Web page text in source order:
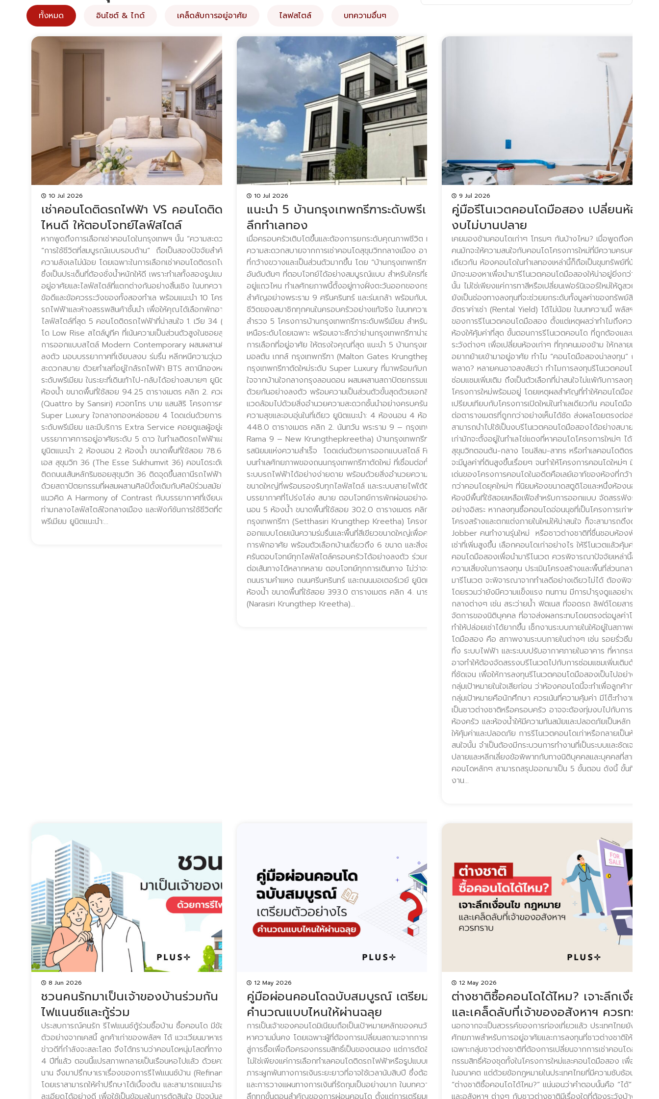
ทั้งหมด อินไซต์ & ไกด์ เคล็ดลับการอยู่อาศัย ไลฟสไตล์ บทความอื่นๆ
10 Jul 2026
เช่าคอนโดติดรถไฟฟ้า VS คอนโดติดห้าง เลือกแบบ
ไหนดี ให้ตอบโจทย์ไลฟ์สไตล์
หากพูดถึงการเลือกเช่าคอนโดในกรุงเทพฯ นั้น “ความสะดวกสบายในการเดินทาง” และ
“การใช้ชีวิตที่สมบูรณ์แบบรอบด้าน” ถือเป็นสองปัจจัยสำคัญที่ทำให้ผู้อยู่อาศัยเกิด
ความลังเลไม่น้อย โดยเฉพาะในการเลือกเช่าคอนโดติดรถไฟฟ้า VS คอนโดติดห้าง
ซึ่งเป็นประเด็นที่ต้องชั่งน้ำหนักให้ดี เพราะทำเลทั้งสองรูปแบบนี้มอบประสบการณ์การ
อยู่อาศัยและไลฟ์สไตล์ที่แตกต่างกันอย่างสิ้นเชิง ในบทความนี้ พลัสฯ จะพาไปเจาะลึก
ข้อดีและข้อควรระวังของทั้งสองทำเล พร้อมแนะนำ 10 โครงการที่น่าสนใจ ติดทั้ง
รถไฟฟ้าและห้างสรรพสินค้าชั้นนำ เพื่อให้คุณได้เลือกพักอาศัยในทำเลที่เหมาะสมกับ
ไลฟ์สไตล์ที่สุด 5 คอนโดติดรถไฟฟ้าที่น่าสนใจ 1. เวีย 34 (Via 34) เวีย 34 เป็นคอน
โด Low Rise สไตล์บูทีค ที่เน้นความเป็นส่วนตัวสูงในซอยสุขุมวิท 34 โดดเด่นด้วย
การออกแบบสไตล์ Modern Contemporary ผสมผสานศิลปะและฟังก์ชันอย่าง
ลงตัว มอบบรรยากาศที่เงียบสงบ ร่มรื่น หลีกหนีความวุ่นวาย แต่ยังคงเชื่อมต่อความ
สะดวกสบาย ด้วยทำเลที่อยู่ใกล้รถไฟฟ้า BTS สถานีทองหล่อ และแหล่งไลฟ์สไตล์
ระดับพรีเมียม ในระยะที่เดินเท้าไป-กลับได้อย่างสบายๆ ยูนิตแนะนำ: 2 ห้องนอน 2
ห้องน้ำ ขนาดพื้นที่ใช้สอย 94.25 ตารางเมตร คลิก 2. ควอทโทร บาย แสนสิริ
(Quattro by Sansiri) ควอทโทร บาย แสนสิริ โครงการคอนโด High Rise ระดับ
Super Luxury ใจกลางทองหล่อซอย 4 โดดเด่นด้วยการออกแบบที่หรูหรา ใช้วัสดุ
ระดับพรีเมียม และมีบริการ Extra Service คอยดูแลผู้อยู่อาศัยในโครงการ มอบ
บรรยากาศการอยู่อาศัยระดับ 5 ดาว ในทำเลติดรถไฟฟ้าและคอมมูนิตีมอลล์ชั้นนำ
ยูนิตแนะนำ: 2 ห้องนอน 2 ห้องน้ำ ขนาดพื้นที่ใช้สอย 78.67 ตารางเมตร คลิก 3. ดิ
เอส สุขุมวิท 36 (The Esse Sukhumvit 36) คอนโดระดับ Super Luxury ที่ตั้งอยู่
ติดถนนเส้นหลักริมซอยสุขุมวิท 36 ติดจุดขึ้นสถานีรถไฟฟ้า BTS ทองหล่อ โดดเด่น
ด้วยสถาปัตยกรรมที่ผสมผสานศิลป์ดั้งเดิมกับศิลป์ร่วมสมัยได้อย่างลงตัว ภายใต้
แนวคิด A Harmony of Contrast กับบรรยากาศที่เงียบสงบ การออกแบบที่หรูหรา
ท่ามกลางไลฟ์สไตล์ใจกลางเมือง และฟังก์ชันการใช้ชีวิตที่ตอบโจทย์ผู้อยู่อาศัยระดับ
พรีเมียม ยูนิตแนะนำ:…
10 Jul 2026
แนะนำ 5 บ้านกรุงเทพกรีฑาระดับพรีเมียม พร้อมเจาะ
ลึกทำเลทอง
เมื่อครอบครัวเติบโตขึ้นและต้องการยกระดับคุณภาพชีวิต หลายคนที่เคยคุ้นชินกับ
ความสะดวกสบายจากการเช่าคอนโดสุขุมวิทกลางเมือง อาจต้องเริ่มมองหาที่อยู่อาศัย
ที่กว้างขวางและเป็นส่วนตัวมากขึ้น โดย “บ้านกรุงเทพกรีฑา” ก็ถือเป็นหนึ่งในตัวเลือก
อันดับต้นๆ ที่ตอบโจทย์ได้อย่างสมบูรณ์แบบ สำหรับใครที่ยังสงสัยว่ากรุงเทพกรีฑา
อยู่แถวไหน ทำเลศักยภาพนี้ตั้งอยู่ทางฝั่งตะวันออกของกรุงเทพฯ เชื่อมต่อเส้นทาง
สำคัญอย่างพระราม 9 ศรีนครินทร์ และร่มเกล้า พร้อมกับบรรยากาศที่เอื้อต่อการใช้
ชีวิตของสมาชิกทุกคนในครอบครัวอย่างแท้จริง ในบทความนี้ พลัสฯ จะพาคุณไป
สำรวจ 5 โครงการบ้านกรุงเทพกรีฑาระดับพรีเมียม สำหรับไลฟ์สไตล์การอยู่อาศัยที่
เหนือระดับโดยเฉพาะ พร้อมเจาะลึกว่าย่านกรุงเทพกรีฑาน่าอยู่จริงไหม และเคล็ดลับใน
การเลือกที่อยู่อาศัย ให้ตรงใจคุณที่สุด แนะนำ 5 บ้านกรุงเทพกรีฑาระดับพรีเมียม 1.
มอลตัน เกทส์ กรุงเทพกรีฑา (Malton Gates Krungthep Kreetha) บ้านเดี่ยว
กรุงเทพกรีฑาตัดใหม่ระดับ Super Luxury ที่มาพร้อมกับการออกแบบที่ได้แรงบันดาล
ใจจากบ้านใจกลางกรุงลอนดอน ผสมผสานสถาปัตยกรรมแบบคลาสสิกและโมเดิร์นเข้า
ด้วยกันอย่างลงตัว พร้อมความเป็นส่วนตัวขั้นสุดด้วยเอกสิทธิ์เพียง 49 ยูนิตเท่านั้น
แวดล้อมไปด้วยสิ่งอำนวยความสะดวกชั้นนำอย่างครบครัน เพื่อคุณภาพชีวิตที่มีแต่
ความสุขและอบอุ่นในที่เดียว ยูนิตแนะนำ: 4 ห้องนอน 4 ห้องน้ำ ขนาดพื้นที่ใช้สอย
448.0 ตารางเมตร คลิก 2. นันทวัน พระราม 9 – กรุงเทพกรีฑาตัดใหม่ (Nantawan
Rama 9 – New Krungthepkreetha) บ้านกรุงเทพกรีฑาระดับคฤหาสน์หรู สะท้อน
รสนิยมแห่งความสำเร็จ โดดเด่นด้วยการออกแบบสไตล์ French Eclectic ที่เรียบหรู
บนทำเลศักยภาพของถนนกรุงเทพกรีฑาตัดใหม่ ที่เชื่อมต่อทั้งย่านใจกลางเมืองและ
ระบบรถไฟฟ้าได้อย่างง่ายดาย พร้อมด้วยสิ่งอำนวยความสะดวกภายในโครงการ
ขนาดใหญ่ที่พร้อมรองรับทุกไลฟ์สไตล์ และระบบสายไฟใต้ดินทั้งโครงการ ให้
บรรยากาศที่โปร่งโล่ง สบาย ตอบโจทย์การพักผ่อนอย่างลงตัว ยูนิตแนะนำ: 4 ห้อง
นอน 5 ห้องน้ำ ขนาดพื้นที่ใช้สอย 302.0 ตารางเมตร คลิก 3. เศรษฐสิริ
กรุงเทพกรีฑา (Setthasiri Krungthep Kreetha) โครงการบ้านเดี่ยวกรุงเทพกรีฑา
ออกแบบโดยเน้นความร่มรื่นและพื้นที่สีเขียวขนาดใหญ่เพื่อความรู้สึกที่ผ่อนคลายตลอด
การพักอาศัย พร้อมตัวเลือกบ้านเดี่ยวถึง 6 ขนาด และสิ่งอำนวยความสะดวกที่ครบ
ครันตอบโจทย์ทุกไลฟ์สไตล์ครอบครัวได้อย่างลงตัว ร่วมกับทำเลที่ตั้งที่สามารถเชื่อม
ต่อเส้นทางได้หลากหลาย ตอบโจทย์ทุกการเดินทาง ไม่ว่าจะเป็นถนนกรุงเทพกรีฑา
ถนนรามคำแหง ถนนศรีนครินทร์ และถนนมอเตอร์เวย์ ยูนิตแนะนำ: 4 ห้องนอน 5
ห้องน้ำ ขนาดพื้นที่ใช้สอย 393.0 ตารางเมตร คลิก 4. นาราสิริ กรุงเทพกรีฑา
(Narasiri Krungthep Kreetha)…
9 Jul 2026
คู่มือรีโนเวตคอนโดมือสอง เปลี่ยนห้องเก่
งบไม่บานปลาย
เคยมองข้ามคอนโดเก่าๆ โทรมๆ กันบ้างไหม? เมื่อพูดถึงคอนโดมิ
คนมักจะให้ความสนใจกับคอนโดโครงการใหม่ที่มีความครบครันรอ
เดียวกัน ห้องคอนโดในทำเลทองเหล่านี้ก็ถือเป็นขุมทรัพย์ที่นักลงทุ
มักจะมองหาเพื่อนำมารีโนเวตคอนโดมือสองให้น่าอยู่ยิ่งกว่าเดิม ซึ่
นั้น ไม่ใช่เพียงแค่การทาสีหรือเปลี่ยนเฟอร์นิเจอร์ใหม่ให้ดูสวยงามส
ยังเป็นช่องทางลงทุนที่จะช่วยยกระดับทั้งมูลค่าของทรัพย์สิน
อัตราค่าเช่า (Rental Yield) ได้ไม่น้อย ในบทความนี้ พลัสฯ จะพาไ
ของการรีโนเวตคอนโดมือสอง ตั้งแต่เหตุผลว่าทำไมถึงควรลงทุน
ห้องให้คุ้มค่าที่สุด ขั้นตอนการรีโนเวตคอนโด ที่ถูกต้องและปลอด
ระวังต่างๆ เพื่อเปลี่ยนห้องเก่าๆ ที่ทุกคนมองข้าม ให้กลายเป็นห้อ
อยากย้ายเข้ามาอยู่อาศัย ทำไม “คอนโดมือสองน่าลงทุน” ถึงเป็น
พลาด? หลายคนอาจสงสัยว่า ทำไมการลงทุนรีโนเวตคอนโดมือส
ซ่อมแซมเพิ่มเติม ถึงเป็นตัวเลือกที่น่าสนใจไม่แพ้กับการลงทุนในค
โครงการใหม่พร้อมอยู่ โดยเหตุผลสำคัญที่ทำให้คอนโดมือสองน่า
เปรียบเทียบกับโครงการเปิดใหม่ในทำเลเดียวกัน คอนโดมือสอง มัก
ต่อตารางเมตรที่ถูกกว่าอย่างเห็นได้ชัด ส่งผลโดยตรงต่อส่วนต่าง
สามารถนำไปใช้เป็นงบรีโนเวตคอนโดมือสองได้อย่างสบายๆ โคร
เก่ามักจะตั้งอยู่ในทำเลไข่แดงที่หาคอนโดโครงการใหม่ๆ ได้ยากใน
สุขุมวิทตอนต้น-กลาง โซนสีลม-สาทร หรือทำเลคอนโดติดรถไฟฟ้
จะมีมูลค่าที่ดินสูงขึ้นเรื่อยๆ จนทำให้โครงการคอนโดใหม่ๆ มีราคาที่
เด่นของโครงการคอนโดในอดีตคือเลย์เอาท์ของห้องที่กว้างขวาง
กว่าคอนโดยุคใหม่ๆ ที่นิยมห้องขนาดสตูดิโอและหนึ่งห้องนอนเป็นห
ห้องมีพื้นที่ใช้สอยเหลือเฟือสำหรับการออกแบบ จัดสรรฟังก์ชัน แ
อย่างอิสระ หากลงทุนซื้อคอนโดอ่อนนุชที่เป็นโครงการเก่าหลักสิ
โครงสร้างและตกแต่งภายในใหม่ให้น่าสนใจ ก็จะสามารถดึงดูดทั้งก
Jobber คนทำงานรุ่นใหม่ หรือชาวต่างชาติที่ชื่นชอบห้องพักดีไซน์
เช่าที่เพิ่มสูงขึ้น เลือกคอนโดเก่าอย่างไร ให้รีโนเวตแล้วคุ้มค่าที่สุด
คอนโดมือสองเพื่อนำมารีโนเวต ควรพิจารณาปัจจัยเหล่านี้อย่าง
ความเสี่ยงในการลงทุน ประเมินโครงสร้างและพื้นที่ส่วนกลาง การ
มารีโนเวต จะพิจารณาจากทำเลดีอย่างเดียวไม่ได้ ต้องพิจารณาโ
โดยรวมว่ายังมีความแข็งแรง ทนทาน มีการบำรุงดูแลอย่างต่อเนื่
กลางต่างๆ เช่น สระว่ายน้ำ ฟิตเนส ที่จอดรถ ลิฟต์โดยสาร ไปจน
จัดการของนิติบุคคล ที่อาจส่งผลกระทบโดยตรงต่อมูลค่าโดยรวม
ทำให้ปล่อยเช่าได้ยากขึ้น เช็กงานระบบภายในให้อยู่ในสภาพดี ปัญ
โดมือสอง คือ สภาพงานระบบภายในต่างๆ เช่น รอยรั่วซึม สภาพ
ทิ้ง ระบบไฟฟ้า และระบบปรับอากาศภายในอาคาร ที่หากระบบเหล่า
อาจทำให้ต้องจัดสรรงบรีโนเวตไปกับการซ่อมแซมเพิ่มเติมด้วย วิเค
ที่ชัดเจน เพื่อให้การลงทุนรีโนเวตคอนโดมือสองเป็นไปอย่างครอ
กลุ่มเป้าหมายในใจเสียก่อน ว่าห้องคอนโดนี้จะทำเพื่อลูกค้ากลุ่มไหน
กลุ่มเป้าหมายคือนักศึกษา ควรเน้นที่ความคุ้มค่า มีโต๊ะทำงานให้ใช้
เป็นชาวต่างชาติหรือครอบครัว อาจจะต้องทุ่มงบไปกับการออกแ
ห้องครัว และห้องน้ำให้มีความทันสมัยและปลอดภัยเป็นหลัก ขั้นตอน
ให้คุ้มค่าและปลอดภัย การรีโนเวตคอนโดเก่าหรือกลายเป็นห้องใหม่
สนใจนั้น จำเป็นต้องมีกระบวนการทำงานที่เป็นระบบและชัดเจน เพื่
ปลายและหลีกเลี่ยงข้อพิพาทกับทางนิติบุคคลและบุคคลที่สาม โดยขั้
คอนโดหลักๆ สามารถสรุปออกมาเป็น 5 ขั้นตอน ดังนี้ ขั้นที่ 1: วา
งาน…
8 Jun 2026
ชวนคนรักมาเป็นเจ้าของบ้านร่วมกัน ด้วยการรี
ไฟแนนซ์และกู้ร่วม
ประสบการณ์คนรัก รีไฟแนนซ์กู้ร่วมซื้อบ้าน ซื้อคอนโด มีข้อดีอย่างไร? สำหรับ
ตัวอย่างจากเคสนี้ ลูกค้าเก่าของพลัสฯ ได้ แวะเวียนมาหาเราพร้อมกับคนรู้ใจ มาพร้อม
ข่าวดีที่กำลังจะสละโสด จึงได้ทราบว่าคอนโดหนุ่มโสดที่ทางเราช่วยสรรหาให้ลูกค้าเมื่อ
4 ปีที่แล้ว ตอนนี้แปรสภาพกลายเป็นเรือนหอไปแล้ว ด้วยความที่เป็นลูกค้ากับพลัสฯ มา
นาน จึงมาปรึกษาเราเรื่องของการรีไฟแนนซ์บ้าน (Refinance) และขอกู้ร่วมไปในตัว
โดยเราสามารถให้คำปรึกษาได้เบื้องต้น และสามารถแนะนำธนาคารที่ให้ข้อมูลในราย
12 May 2026
คู่มือผ่อนคอนโดฉบับสมบูรณ์ เตรียมตัวอย่างไร
คำนวณแบบไหนให้ผ่านฉลุย
การเป็นเจ้าของคอนโดมิเนียมถือเป็นเป้าหมายหลักของคนวัยทำงานที่กำลังมอง
หาความมั่นคง โดยเฉพาะผู้ที่ต้องการเปลี่ยนสถานะจากการเป็นผู้เช่าคอนโดสุขุมวิท มา
สู่การซื้อเพื่อถือครองกรรมสิทธิ์เป็นของตนเอง แต่การตัดสินใจซื้อและผ่อนคอนโดนั้น
ไม่ใช่เพียงแค่การเลือกทำเลคอนโดติดรถไฟฟ้าหรือรูปแบบห้องที่ถูกใจ แต่ยังหมายถึง
ภาระผูกพันทางการเงินระยะยาวที่อาจใช้เวลานับสิบปี ซึ่งต้องอาศัยความรู้ ความเข้าใจ
และการวางแผนทางการเงินที่รัดกุมเป็นอย่างมาก ในบทความนี้ พลัสฯ จะพาคุณไปเจาะ
12 May 2026
ต่างชาติซื้อคอนโดได้ไหม? เจาะลึกเงื่อนไ
และเคล็ดลับที่เจ้าของอสังหาฯ ควรทราบ
นอกจากจะเป็นสวรรค์ของการท่องเที่ยวแล้ว ประเทศไทยยังมีทำเล
ศักยภาพสำหรับการอยู่อาศัยและการลงทุนที่ชาวต่างชาติให้ความส
เฉพาะกลุ่มชาวต่างชาติที่ต้องการเปลี่ยนจากการเช่าคอนโดสุขุมวิท
กรรมสิทธิ์ห้องชุดทั้งในโครงการใหม่และคอนโดมือสอง เพื่อการอ
ในอนาคต แต่ด้วยข้อกฎหมายในประเทศไทยที่มีความซับซ้อน ทำให้
“ต่างชาติซื้อคอนโดได้ไหม?” แน่นอนว่าคำตอบนั้นคือ “ได้” แต่ในก